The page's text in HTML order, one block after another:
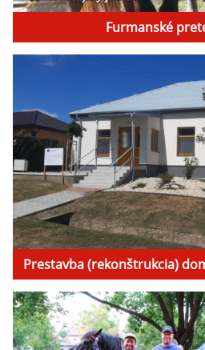
Furmanské
Prestavba (rekonštrukcia)